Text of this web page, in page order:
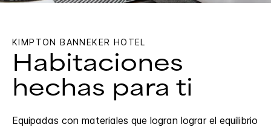
KIMPTON BANNEKER HOTEL
Habitaciones
hechas para ti
Equipadas con materiales que logran lograr el equilibrio